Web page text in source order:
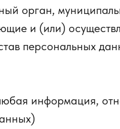
орган,
и (или)
персональных
информация,